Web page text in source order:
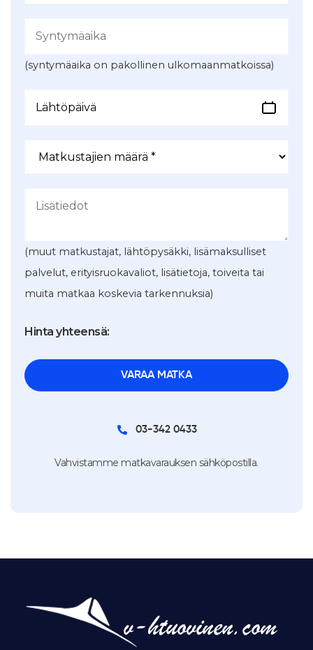
(syntymäaika on pakollinen ulkomaanmatkoissa)
(muut matkustajat, lähtöpysäkki, lisämaksulliset
palvelut, erityisruokavaliot, lisätietoja, toiveita tai
muita matkaa koskevia tarkennuksia)
Hinta yhteensä:
03-342 0433
Vahvistamme matkavarauksen sähköpostilla.